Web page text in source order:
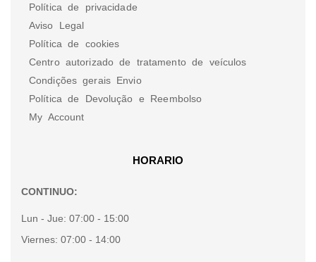
Política de privacidade
Aviso Legal
Política de cookies
Centro autorizado de tratamento de veículos
Condições gerais Envio
Política de Devolução e Reembolso
My Account
HORARIO
CONTINUO:
Lun - Jue: 07:00 - 15:00
Viernes: 07:00 - 14:00